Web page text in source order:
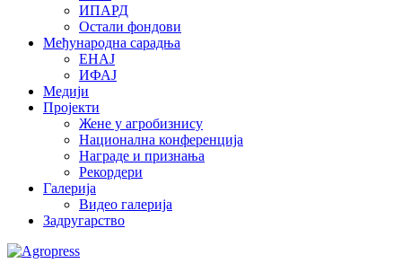
ИПАРД
Остали фондови
Међународна сарадња
ЕНАЈ
ИФАЈ
Медији
Пројекти
Жене у агробизнису
Национална конференција
Награде и признања
Рекордери
Галерија
Видео галерија
Задругарство